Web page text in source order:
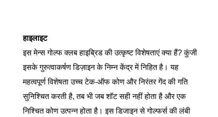
हाइलाइट
इस मेन्स गोल्फ क्लब हाइब्रिड की उत्कृष्ट विशेषताएं क्या हैं? कुंजी
इसके गुरुत्वाकर्षण डिज़ाइन के निम्न केंद्र में निहित है। यह
महत्वपूर्ण विशेषता उच्च टेक-ऑफ कोण और निरंतर गेंद की गति
सुनिश्चित करती है, तब भी जब शॉट सही नहीं होता है और एक
निश्चित कोण उत्पन्न होता है। इस डिजाइन से गोल्फर्स की लंबी